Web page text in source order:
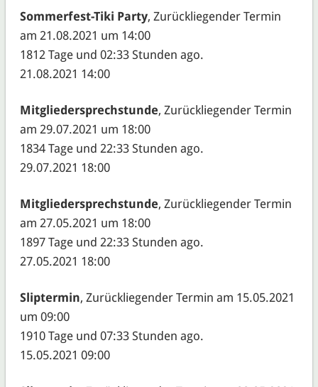
Sommerfest-Tiki Party, Zurückliegender Termin
am 21.08.2021 um 14:00
1812 Tage und 02:33 Stunden ago.
21.08.2021 14:00
Mitgliedersprechstunde, Zurückliegender Termin
am 29.07.2021 um 18:00
1834 Tage und 22:33 Stunden ago.
29.07.2021 18:00
Mitgliedersprechstunde, Zurückliegender Termin
am 27.05.2021 um 18:00
1897 Tage und 22:33 Stunden ago.
27.05.2021 18:00
Sliptermin, Zurückliegender Termin am 15.05.2021
um 09:00
1910 Tage und 07:33 Stunden ago.
15.05.2021 09:00